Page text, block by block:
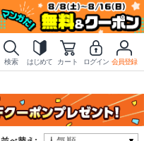
検索 はじめて カート ログイン 会員登録